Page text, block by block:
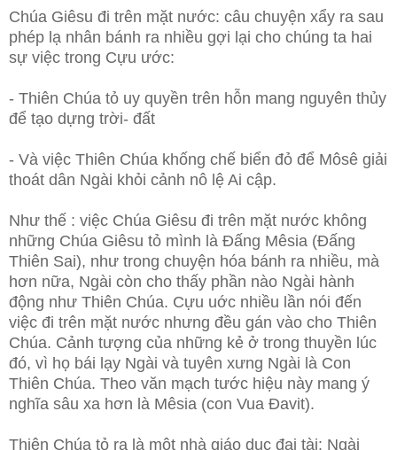
Chúa Giêsu đi trên mặt nước: câu chuyện xẩy ra sau
phép lạ nhân bánh ra nhiều gợi lại cho chúng ta hai
sự việc trong Cựu ước:
- Thiên Chúa tỏ uy quyền trên hỗn mang nguyên thủy
để tạo dựng trời- đất
- Và việc Thiên Chúa khống chế biển đỏ để Môsê giải
thoát dân Ngài khỏi cảnh nô lệ Ai cập.
Như thế : việc Chúa Giêsu đi trên mặt nước không
những Chúa Giêsu tỏ mình là Đấng Mêsia (Đấng
Thiên Sai), như trong chuyện hóa bánh ra nhiều, mà
hơn nữa, Ngài còn cho thấy phần nào Ngài hành
động như Thiên Chúa. Cựu uớc nhiều lần nói đến
việc đi trên mặt nước nhưng đều gán vào cho Thiên
Chúa. Cảnh tượng của những kẻ ở trong thuyền lúc
đó, vì họ bái lạy Ngài và tuyên xưng Ngài là Con
Thiên Chúa. Theo văn mạch tước hiệu này mang ý
nghĩa sâu xa hơn là Mêsia (con Vua Đavit).
Thiên Chúa tỏ ra là một nhà giáo dục đại tài: Ngài